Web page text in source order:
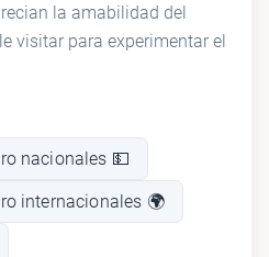
la amabilidad del
visitar para experimentar el
nacionales 💵
internacionales 🌍